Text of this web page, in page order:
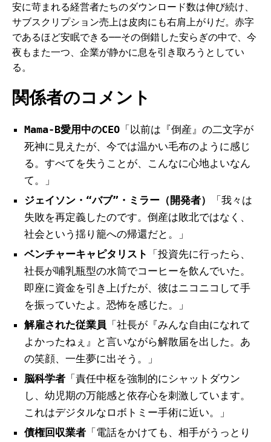
安に苛まれる経営者たちのダウンロード数は伸び続け、
サブスクリプション売上は皮肉にも右肩上がりだ。赤字
であるほど安眠できる──その倒錯した安らぎの中で、今
夜もまた一つ、企業が静かに息を引き取ろうとしてい
る。
関係者のコメント
Mama-B愛用中のCEO 「以前は『倒産』の二文字が
死神に見えたが、今では温かい毛布のように感じ
る。すべてを失うことが、こんなに心地よいなん
て。」
ジェイソン・“バブ”・ミラー（開発者）
「我々は
失敗を再定義したのです。倒産は敗北ではなく、
社会という揺り籠への帰還だと。」
ベンチャーキャピタリスト
「投資先に行ったら、
社長が哺乳瓶型の水筒でコーヒーを飲んでいた。
即座に資金を引き上げたが、彼はニコニコして手
を振っていたよ。恐怖を感じた。」
解雇された従業員 「社長が『みんな自由になれて
よかったねぇ』と言いながら解散届を出した。あ
の笑顔、一生夢に出そう。」
脳科学者 「責任中枢を強制的にシャットダウン
し、幼児期の万能感と依存心を刺激しています。
これはデジタルなロボトミー手術に近い。」
債権回収業者 「電話をかけても、相手がうっとり